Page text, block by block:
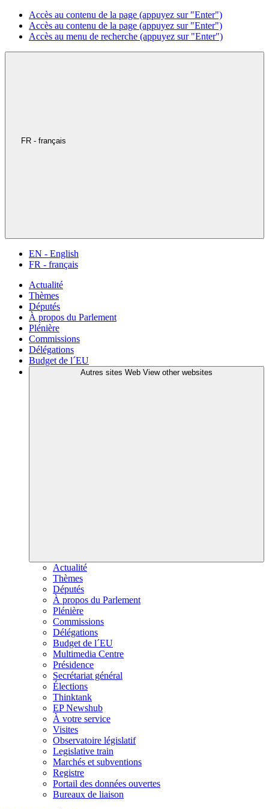
Accès au contenu de la page (appuyez sur "Enter")
Accès au contenu de la page (appuyez sur "Enter")
Accès au menu de recherche (appuyez sur "Enter")
FR - français
EN - English
FR - français
Actualité
Thèmes
Députés
À propos du Parlement
Plénière
Commissions
Délégations
Budget de l´EU
Autres sites Web View other websites
Actualité
Thèmes
Députés
À propos du Parlement
Plénière
Commissions
Délégations
Budget de l´EU
Multimedia Centre
Présidence
Secrétariat général
Élections
Thinktank
EP Newshub
À votre service
Visites
Observatoire législatif
Legislative train
Marchés et subventions
Registre
Portail des données ouvertes
Bureaux de liaison